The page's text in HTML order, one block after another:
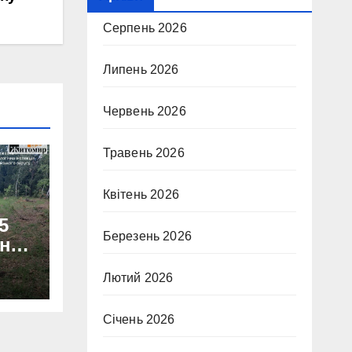
Серпень 2026
Липень 2026
Червень 2026
Травень 2026
Квітень 2026
Березень 2026
Лютий 2026
Січень 2026